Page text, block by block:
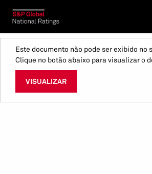
Este documento não pode ser exibido no
Clique no botão abaixo para visualizar o
VISUALIZAR